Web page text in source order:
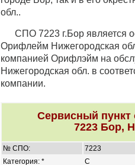
обл..
СПО 7223 г.Бор является
Орифлейм Нижегородская
компанией Орифлэйм на
Нижегородская обл. в
компании.
Сервисный
7223 Бор,
№ СПО:
7223
Категория: *
C